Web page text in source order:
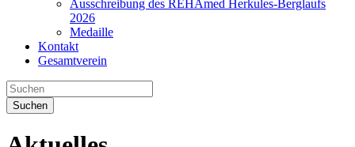
Ausschreibung des REHAmed Herkules-Berglaufs
2026
Medaille
Kontakt
Gesamtverein
Suchen